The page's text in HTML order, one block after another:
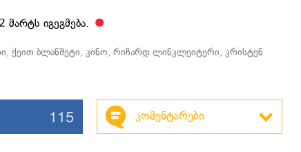
იგეგმება.
,ქეით ბლანშეტი,კინო,რიჩარდ ლინკლეიტერი,კრისტენ
115 კომენტარები